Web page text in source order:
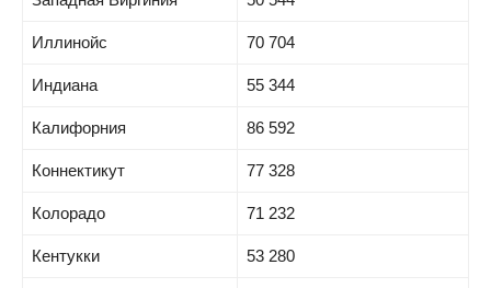
Иллинойс 70 704
Индиана 55 344
Калифорния 86 592
Коннектикут 77 328
Колорадо 71 232
Кентукки 53 280